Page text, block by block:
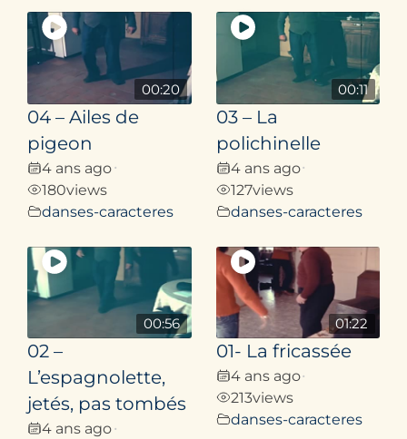
00:20
04 – Ailes de
pigeon
4 ans ago•
180views
danses-caracteres
00:11
03 – La
polichinelle
4 ans ago•
127views
danses-caracteres
00:56
02 –
L’espagnolette,
jetés, pas tombés
4 ans ago•
01:22
01- La fricassée
4 ans ago•
213views
danses-caracteres